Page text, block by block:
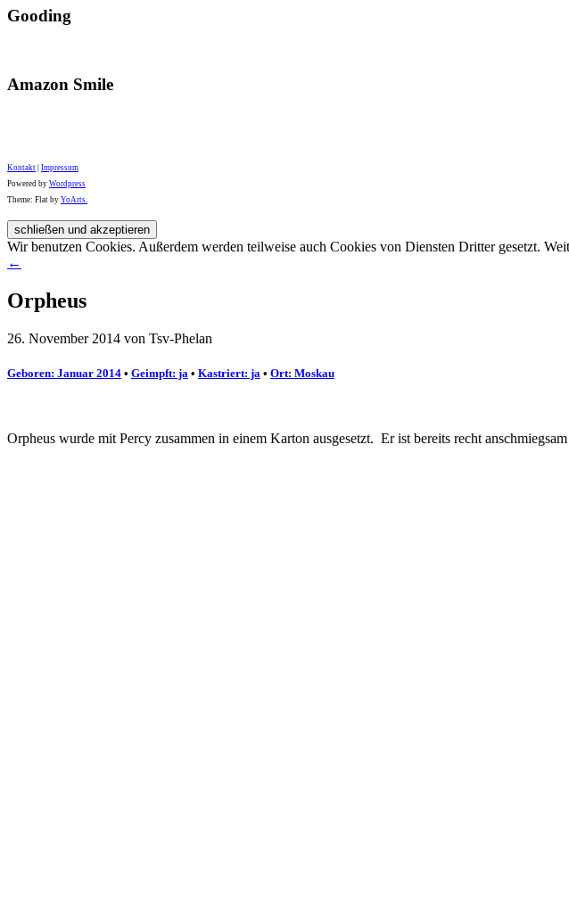
Gooding
Amazon Smile
Kontakt Impressum
Powered by Wordpress
Theme: Flat by YoArts.
Wir benutzen Cookies. Außerdem werden teilweise auch Cookies von Diensten Dritter gesetzt.
←
Orpheus
26. November 2014 von Tsv-Phelan
Geboren: Januar 2014 • Geimpft: ja • Kastriert: ja • Ort: Moskau
Orpheus wurde mit Percy zusammen in einem Karton ausgesetzt. Er ist bereits recht